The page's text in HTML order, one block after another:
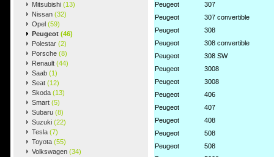
Mitsubishi (13)
Nissan (32)
Opel (59)
Peugeot (46)
Polestar (2)
Porsche (8)
Renault (44)
Saab (1)
Seat (12)
Skoda (13)
Smart (5)
Subaru (8)
Suzuki (22)
Tesla (7)
Toyota (55)
Volkswagen (34)
Peugeot
307
Peugeot
307 convertible
Peugeot
308
Peugeot
308 convertible
Peugeot
308 SW
Peugeot
3008
Peugeot
3008
Peugeot
406
Peugeot
407
Peugeot
408
Peugeot
508
Peugeot
508